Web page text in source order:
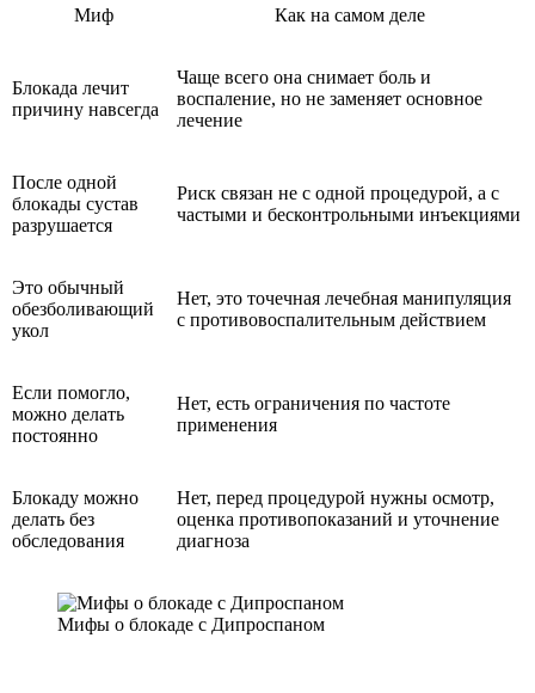
Миф Как на самом деле
Блокада лечит
причину навсегда
Чаще всего она снимает боль и
воспаление, но не заменяет основное
лечение
После одной
блокады сустав
разрушается
Риск связан не с одной процедурой, а с
частыми и бесконтрольными инъекциями
Это обычный
обезболивающий
укол
Нет, это точечная лечебная манипуляция
с противовоспалительным действием
Если помогло,
можно делать
постоянно
Нет, есть ограничения по частоте
применения
Блокаду можно
делать без
обследования
Нет, перед процедурой нужны осмотр,
оценка противопоказаний и уточнение
диагноза
Мифы о блокаде с Дипроспаном